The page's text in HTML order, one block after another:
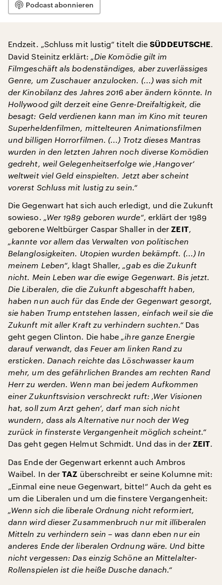
Podcast abonnieren
Endzeit. „Schluss mit lustig“ titelt dieSÜDDEUTSCHE.
David Steinitz erklärt: „Die Komödie gilt im
Filmgeschäft als bodenständiges, aber zuverlässiges
Genre, um Zuschauer anzulocken. (...) was sich mit
der Kinobilanz des Jahres 2016 aber ändern könnte. In
Hollywood gilt derzeit eine Genre-Dreifaltigkeit, die
besagt: Geld verdienen kann man im Kino mit teuren
Superheldenfilmen, mittelteuren Animationsfilmen
und billigen Horrorfilmen. (...) Trotz dieses Mantras
wurden in den letzten Jahren noch diverse Komödien
gedreht, weil Gelegenheitserfolge wie ‚Hangover‘
weltweit viel Geld einspielten. Jetzt aber scheint
vorerst Schluss mit lustig zu sein.“
Die Gegenwart hat sich auch erledigt, und die Zukunft
sowieso. „Wer 1989 geboren wurde“, erklärt der 1989
geborene Weltbürger Caspar Shaller in der ZEIT,
„kannte vor allem das Verwalten von politischen
Belanglosigkeiten. Utopien wurden bekämpft. (...) In
meinem Leben“, klagt Shaller, „gab es die Zukunft
nicht. Mein Leben war die ewige Gegenwart. Bis jetzt.
Die Liberalen, die die Zukunft abgeschafft haben,
haben nun auch für das Ende der Gegenwart gesorgt,
sie haben Trump entstehen lassen, einfach weil sie die
Zukunft mit aller Kraft zu verhindern suchten.“Das
geht gegen Clinton. Die habe „ihre ganze Energie
darauf verwandt, das Feuer am linken Rand zu
ersticken. Danach reichte das Löschwasser kaum
mehr, um des gefährlichen Brandes am rechten Rand
Herr zu werden. Wenn man bei jedem Aufkommen
einer Zukunftsvision verschreckt ruft: ‚Wer Visionen
hat, soll zum Arzt gehen‘, darf man sich nicht
wundern, dass als Alternative nur noch der Weg
zurück in finsterste Vergangenheit möglich scheint.“
Das geht gegen Helmut Schmidt. Und das in der ZEIT.
Das Ende der Gegenwart erkennt auch Ambros
Waibel. In derTAZ überschreibt er seine Kolumne mit:
„Einmal eine neue Gegenwart, bitte!“ Auch da geht es
um die Liberalen und um die finstere Vergangenheit:
„Wenn sich die liberale Ordnung nicht reformiert,
dann wird dieser Zusammenbruch nur mit illiberalen
Mitteln zu verhindern sein – was dann eben nur ein
anderes Ende der liberalen Ordnung wäre. Und bitte
nicht vergessen: Das einzig Schöne an Mittelalter-
Rollenspielen ist die heiße Dusche danach.“